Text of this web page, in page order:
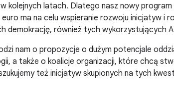
kolejnych latach. Dlatego nasz nowy
ma na celu wspieranie rozwoju inicjatyw i
demokrację, również tych wykorzystujących
nam o propozycje o dużym potencjale
a także o koalicje organizacji, które chcą
też inicjatyw skupionych na tych